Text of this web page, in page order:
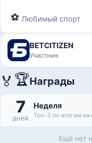
⚽ Любимый спорт
BETCITIZEN
Участник
🏅 🏆Награды
7
дней
Неделя
Топ-3 по итогам
Ещё нет